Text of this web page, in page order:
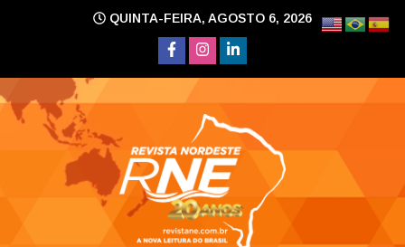
QUINTA-FEIRA, AGOSTO 6, 2026